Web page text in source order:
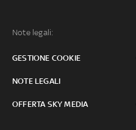
Note legali:
GESTIONE COOKIE
NOTE LEGALI
OFFERTA SKY MEDIA